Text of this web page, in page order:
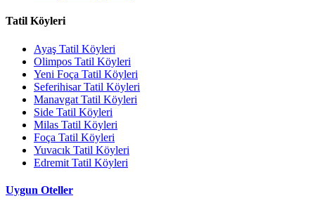
Tatil Köyleri
Ayaş Tatil Köyleri
Olimpos Tatil Köyleri
Yeni Foça Tatil Köyleri
Seferihisar Tatil Köyleri
Manavgat Tatil Köyleri
Side Tatil Köyleri
Milas Tatil Köyleri
Foça Tatil Köyleri
Yuvacık Tatil Köyleri
Edremit Tatil Köyleri
Uygun Oteller